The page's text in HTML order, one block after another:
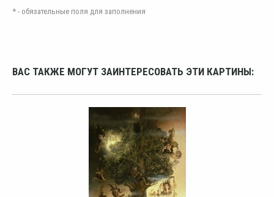
* - обязательные поля для заполнения
ВАС ТАКЖЕ МОГУТ ЗАИНТЕРЕСОВАТЬ ЭТИ КАРТИНЫ: